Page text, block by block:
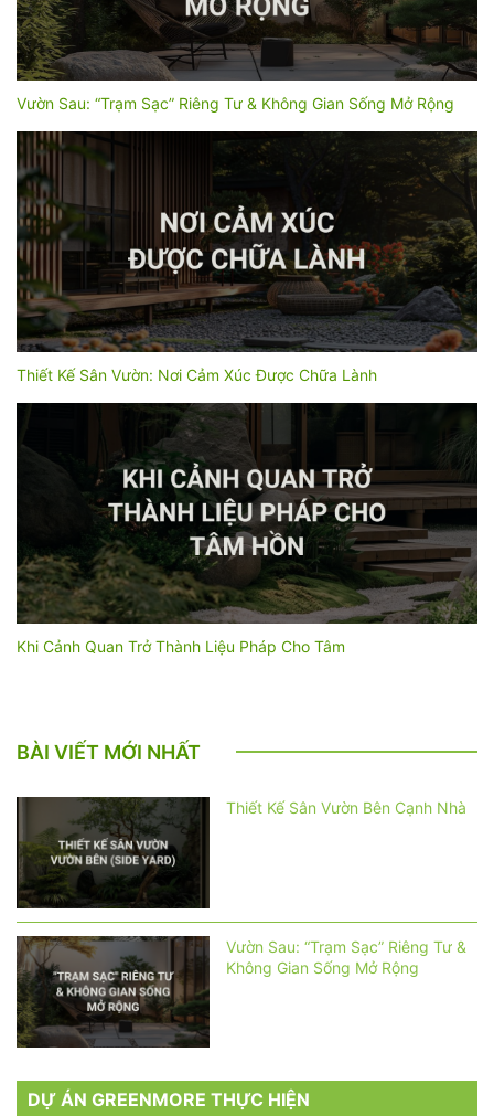
Vườn Sau: “Trạm Sạc” Riêng Tư & Không Gian Sống Mở Rộng
Thiết Kế Sân Vườn: Nơi Cảm Xúc Được Chữa Lành
Khi Cảnh Quan Trở Thành Liệu Pháp Cho Tâm
BÀI VIẾT MỚI NHẤT
Thiết Kế Sân Vườn Bên Cạnh Nhà
Vườn Sau: “Trạm Sạc” Riêng Tư &
Không Gian Sống Mở Rộng
DỰ ÁN GREENMORE THỰC HIỆN